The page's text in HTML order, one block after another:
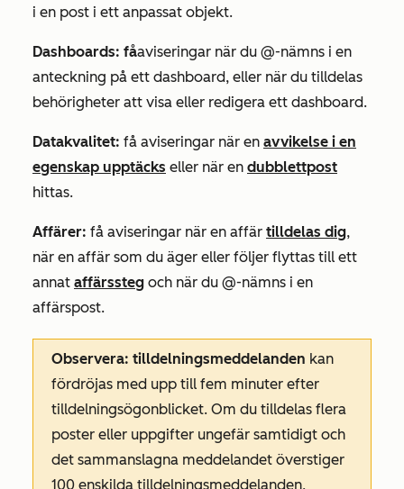
i en post i ett anpassat objekt.
Dashboards: fåaviseringar när du @-nämns i en
anteckning på ett dashboard, eller när du tilldelas
behörigheter att visa eller redigera ett dashboard.
Datakvalitet: få aviseringar när en avvikelse i en
egenskap upptäcks eller när en dubblettpost
hittas.
Affärer: få aviseringar när en affär tilldelas dig,
när en affär som du äger eller följer flyttas till ett
annat affärssteg och när du @-nämns i en
affärspost.
Observera: tilldelningsmeddelanden kan
fördröjas med upp till fem minuter efter
tilldelningsögonblicket. Om du tilldelas flera
poster eller uppgifter ungefär samtidigt och
det sammanslagna meddelandet överstiger
100 enskilda tilldelningsmeddelanden,